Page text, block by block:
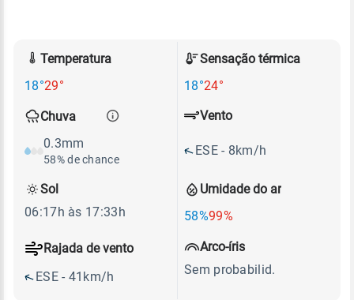
Temperatura
18°29°
Sensação térmica
18°24°
Chuva
0.3mm
58% de chance
Umidade do ar
58%99%
Vento
ESE - 8km/h
Rajada de vento
ESE - 41km/h
Sol
06:17h às 17:33h
Arco-íris
Sem probabilid.